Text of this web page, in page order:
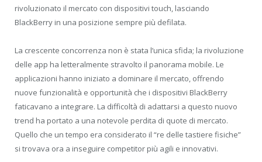
rivoluzionato il mercato con dispositivi touch, lasciando
BlackBerry in una posizione sempre più defilata.
La crescente concorrenza non è stata l’unica sfida; la rivoluzione
delle app ha letteralmente stravolto il panorama mobile. Le
applicazioni hanno iniziato a dominare il mercato, offrendo
nuove funzionalità e opportunità che i dispositivi BlackBerry
faticavano a integrare. La difficoltà di adattarsi a questo nuovo
trend ha portato a una notevole perdita di quote di mercato.
Quello che un tempo era considerato il “re delle tastiere fisiche”
si trovava ora a inseguire competitor più agili e innovativi.